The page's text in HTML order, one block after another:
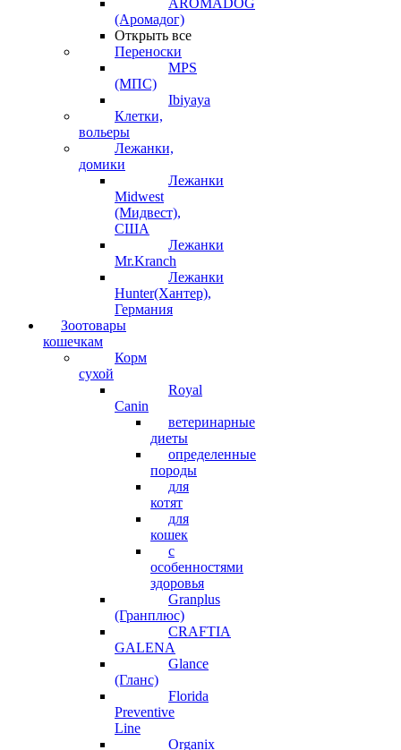
AROMADOG
(Аромадог)
Открыть все
Переноски
MPS
(МПС)
Ibiyaya
Клетки,
вольеры
Лежанки,
домики
Лежанки
Midwest
(Мидвест),
США
Лежанки
Mr.Kranch
Лежанки
Hunter(Хантер),
Германия
Зоотовары
кошечкам
Корм
сухой
Royal
Canin
ветеринарные
диеты
определенные
породы
для
котят
для
кошек
с
особенностями
здоровья
Granplus
(Гранплюс)
CRAFTIA
GALENA
Glance
(Гланс)
Florida
Preventive
Line
Organix